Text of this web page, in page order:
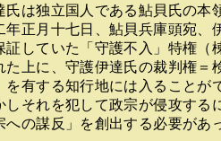
は独立国人である鮎貝氏の本
年正月十七日、鮎貝兵庫頭宛、
証していた「守護不入」特権（
た上に、守護伊達氏の裁判権＝
を有する知行地には入ることが
しそれを犯して政宗が侵攻する
への謀反」を創出する必要があ